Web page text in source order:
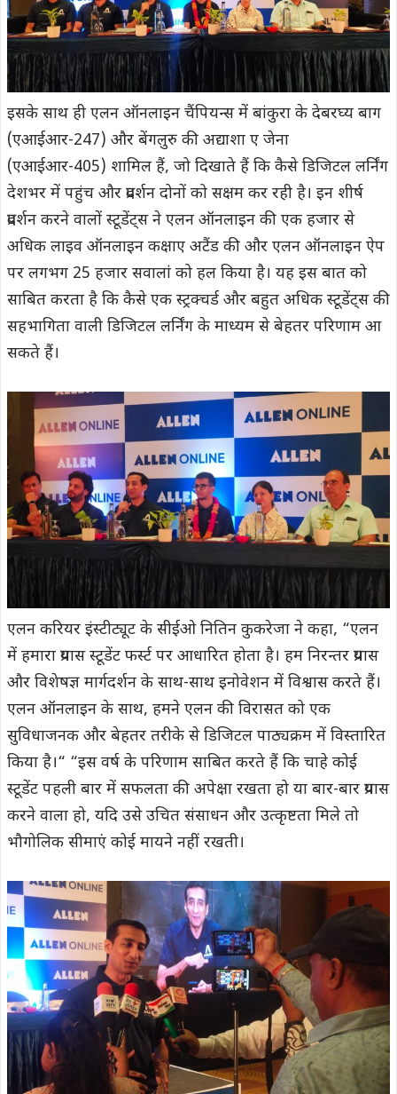
इसके साथ ही एलन ऑनलाइन चैंपियन्स में बांकुरा के देबरघ्य बाग
(एआईआर-247) और बेंगलुरु की अद्याशा ए जेना
(एआईआर-405) शामिल हैं, जो दिखाते हैं कि कैसे डिजिटल लर्निंग
देशभर में पहुंच और प्रदर्शन दोनों को सक्षम कर रही है। इन शीर्ष
प्रदर्शन करने वालों स्टूडेंट्स ने एलन ऑनलाइन की एक हजार से
अधिक लाइव ऑनलाइन कक्षाए अटैंड की और एलन ऑनलाइन ऐप
पर लगभग 25 हजार सवालांं को हल किया है। यह इस बात को
साबित करता है कि कैसे एक स्ट्रक्चर्ड और बहुत अधिक स्टूडेंट्स की
सहभागिता वाली डिजिटल लर्निंग के माध्यम से बेहतर परिणाम आ
सकते हैं।
एलन करियर इंस्टीट्यूट के सीईओ नितिन कुकरेजा ने कहा, “एलन
में हमारा प्रयास स्टूडेंट फर्स्ट पर आधारित होता है। हम निरन्तर प्रयास
और विशेषज्ञ मार्गदर्शन के साथ-साथ इनोवेशन में विश्वास करते हैं।
एलन ऑनलाइन के साथ, हमने एलन की विरासत को एक
सुविधाजनक और बेहतर तरीके से डिजिटल पाठ्यक्रम में विस्तारित
किया है।“ “इस वर्ष के परिणाम साबित करते हैं कि चाहे कोई
स्टूडेंट पहली बार में सफलता की अपेक्षा रखता हो या बार-बार प्रयास
करने वाला हो, यदि उसे उचित संसाधन और उत्कृष्टता मिले तो
भौगोलिक सीमाएं कोई मायने नहीं रखती।